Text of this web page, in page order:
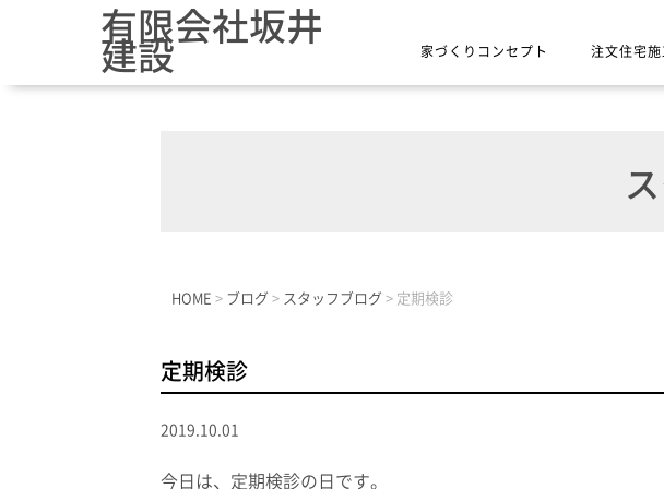
有限会社坂井
建設 家づくりコンセプト 注文住宅施
ス
HOME > ブログ > スタッフブログ > 定期検診
定期検診
2019.10.01
今日は、定期検診の日です。